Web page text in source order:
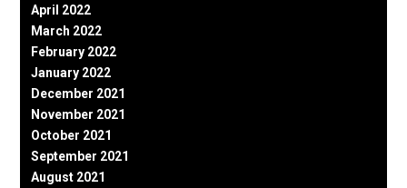
April 2022
March 2022
February 2022
January 2022
December 2021
November 2021
October 2021
September 2021
August 2021